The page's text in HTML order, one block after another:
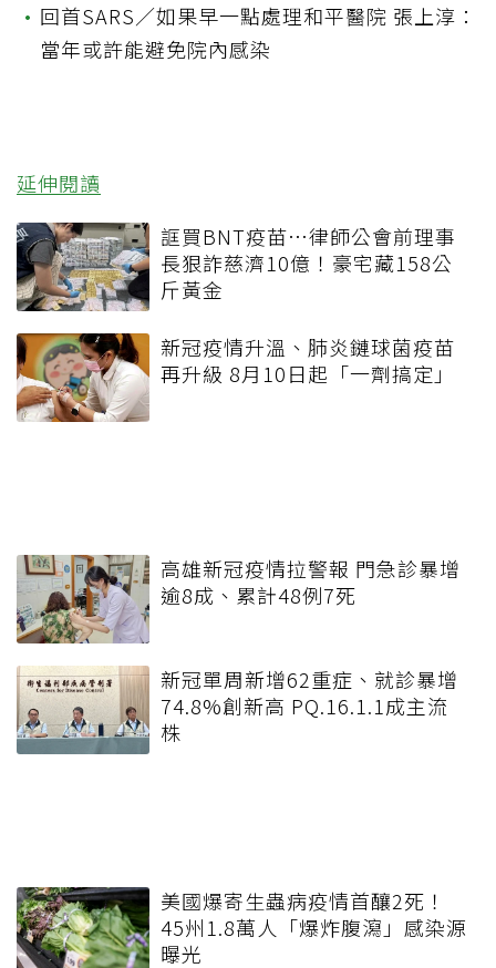
• 回首SARS／如果早一點處理和平醫院 張上淳：
當年或許能避免院內感染
延伸閱讀
誆買BNT疫苗…律師公會前理事
長狠詐慈濟10億！豪宅藏158公
斤黃金
新冠疫情升溫、肺炎鏈球菌疫苗
再升級 8月10日起「一劑搞定」
高雄新冠疫情拉警報 門急診暴增
逾8成、累計48例7死
新冠單周新增62重症、就診暴增
74.8%創新高 PQ.16.1.1成主流
株
美國爆寄生蟲病疫情首釀2死！
45州1.8萬人「爆炸腹瀉」感染源
曝光